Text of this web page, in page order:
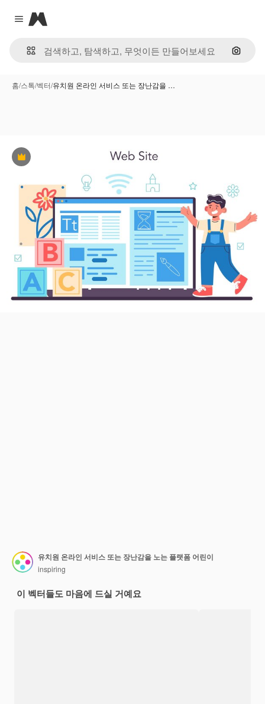
Close menu
Magnific
이미지
홈/스톡/벡터/유치원 온라인 서비스 또는 장난감을 …
프리미엄
유치원 온라인 서비스 또는 장난감을 노는 플랫폼 어린이
inspiring
이 벡터들도 마음에 드실 거예요